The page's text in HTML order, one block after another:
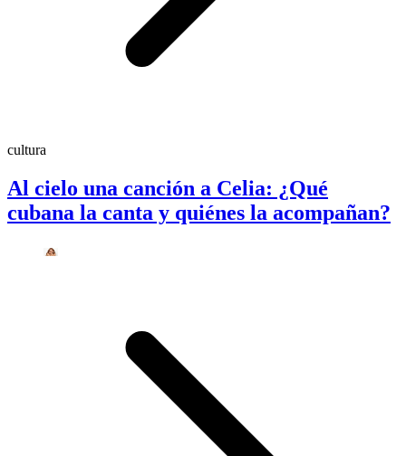
cultura
Al cielo una canción a Celia: ¿Qué
cubana la canta y quiénes la acompañan?